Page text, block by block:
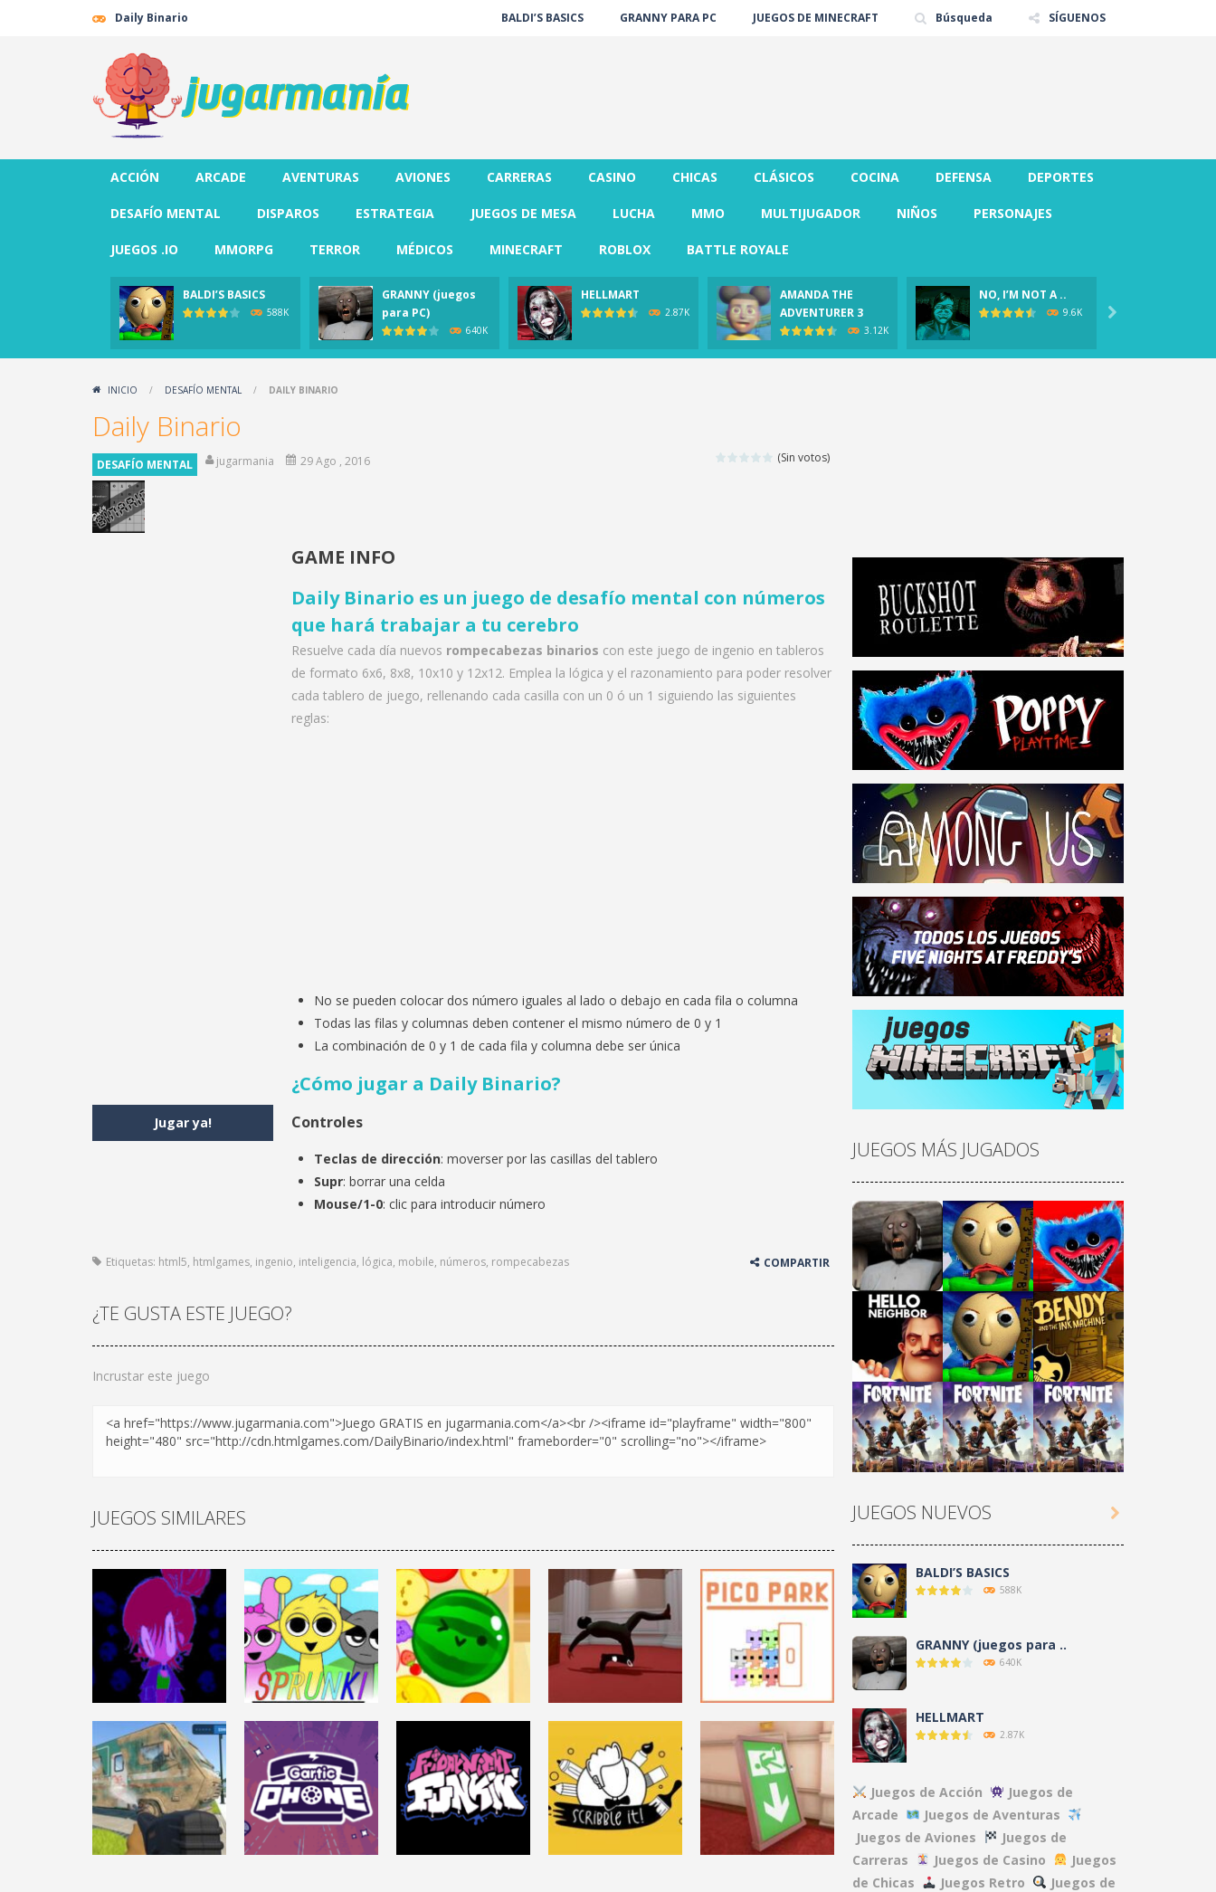
Daily Binario BALDI’S BASICS GRANNY PARA PC JUEGOS DE MINECRAFT Búsqueda SÍGUENOS
ACCIÓN ARCADE AVENTURAS AVIONES CARRERAS CASINO CHICAS CLÁSICOS COCINA DEFENSA DEPORTES
DESAFÍO MENTAL DISPAROS ESTRATEGIA JUEGOS DE MESA LUCHA MMO MULTIJUGADOR NIÑOS PERSONAJES
JUEGOS .IO MMORPG TERROR MÉDICOS MINECRAFT ROBLOX BATTLE ROYALE
BALDI’S BASICS
588K
GRANNY (juegos
para PC)
640K
HELLMART
2.87K
AMANDA THE
ADVENTURER 3
3.12K
NO, I’M NOT A ..
9.6K 
INICIO / DESAFÍO MENTAL / DAILY BINARIO
Daily Binario
(Sin votos)
DESAFÍO MENTAL jugarmania 29 Ago , 2016
Jugar ya!
GAME INFO
Daily Binario es un juego de desafío mental con números
que hará trabajar a tu cerebro
Resuelve cada día nuevos rompecabezas binarios con este juego de ingenio en tableros
de formato 6x6, 8x8, 10x10 y 12x12. Emplea la lógica y el razonamiento para poder resolver
cada tablero de juego, rellenando cada casilla con un 0 ó un 1 siguiendo las siguientes
reglas:
No se pueden colocar dos número iguales al lado o debajo en cada fila o columna
Todas las filas y columnas deben contener el mismo número de 0 y 1
La combinación de 0 y 1 de cada fila y columna debe ser única
¿Cómo jugar a Daily Binario?
Controles
Teclas de dirección: moverser por las casillas del tablero
Supr: borrar una celda
Mouse/1-0: clic para introducir número
Etiquetas: html5, htmlgames, ingenio, inteligencia, lógica, mobile, números, rompecabezas COMPARTIR
¿TE GUSTA ESTE JUEGO?
Incrustar este juego
JUEGOS SIMILARES
DESAFÍO MENTAL
MINDWAVE
7.06K
DESAFÍO MENTAL
INCREDIBOX
SPRUNKI
12.4K
DESAFÍO MENTAL
SUIKA GAME
22.4K
DESAFÍO MENTAL
THE
PROFESSIONAL
16.2K
DESAFÍO MENTAL
PICO PARK
163K
JUEGOS MÁS JUGADOS
Play Play Play
Play Play Play
Play Play Play
JUEGOS NUEVOS
BALDI’S BASICS
588K
GRANNY (juegos para ..
640K
HELLMART
2.87K
AMANDA THE ..
NO, I’M NOT A ..
9.6K

Juegos de Acción
Juegos de
Arcade
Juegos de Aventuras
Juegos de Aviones
Juegos de
Carreras
Juegos de Casino
Juegos
de Chicas
Juegos Retro
Juegos de